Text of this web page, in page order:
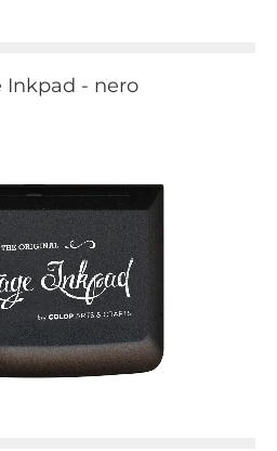
Inkpad - nero